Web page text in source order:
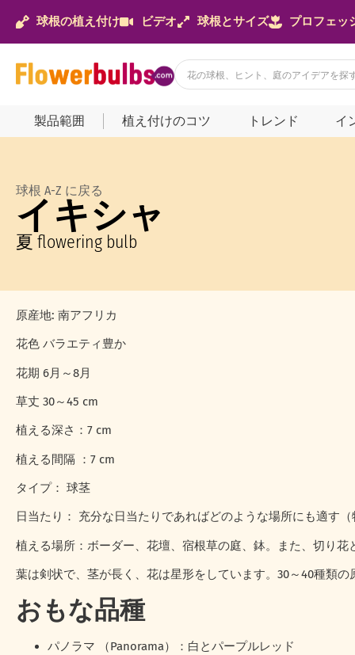
球根の植え付け ビデオ 球根とサイズ プロフェッ
製品範囲 植え付けのコツ トレンド イ
球根 A-Z に戻る
イキシャ
夏 flowering bulb
原産地: 南アフリカ
花色 バラエティ豊か
花期 6月～8月
草丈 30～45 cm
植える深さ：7 cm
植える間隔 ：7 cm
タイプ： 球茎
日当たり： 充分な日当たりであればどのような場所にも適す（
植える場所：ボーダー、花壇、宿根草の庭、鉢。また、切り花
葉は剣状で、茎が長く、花は星形をしています。30～40種類の
おもな品種
パノラマ （Panorama）：白とパープルレッド